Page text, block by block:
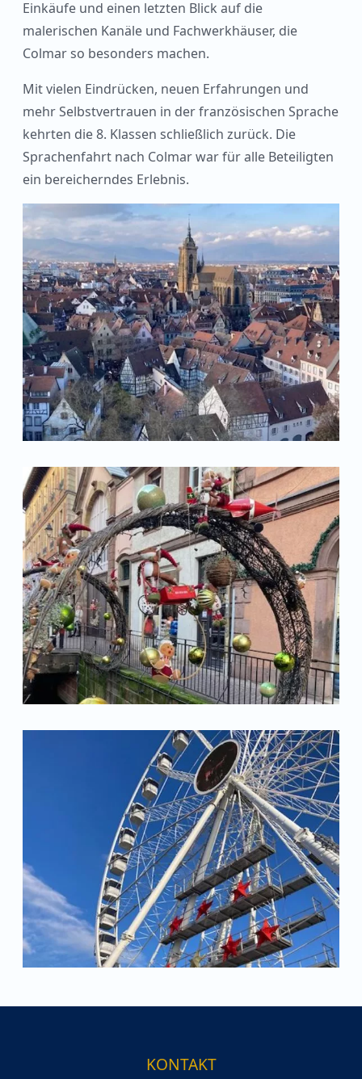
Einkäufe und einen letzten Blick auf die
malerischen Kanäle und Fachwerkhäuser, die
Colmar so besonders machen.
Mit vielen Eindrücken, neuen Erfahrungen und
mehr Selbstvertrauen in der französischen Sprache
kehrten die 8. Klassen schließlich zurück. Die
Sprachenfahrt nach Colmar war für alle Beteiligten
ein bereicherndes Erlebnis.
KONTAKT